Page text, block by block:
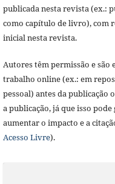
publicada nesta revista (ex.:
como capítulo de livro), com
inicial nesta revista.
Autores têm permissão e
trabalho online (ex.: em
pessoal) antes da
a publicação, já que isso
aumentar o impacto e a
Acesso Livre).